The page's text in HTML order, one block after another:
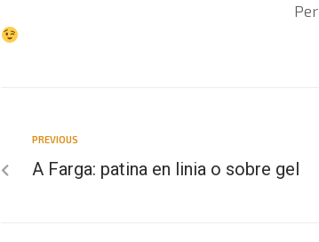
PREVIOUS
A Farga: patina en linia o sobre gel